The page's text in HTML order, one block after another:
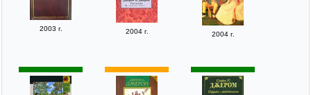
2003 г. 2004 г. 2004 г.